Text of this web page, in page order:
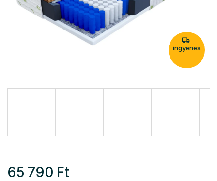
ingyenes
65 790 Ft